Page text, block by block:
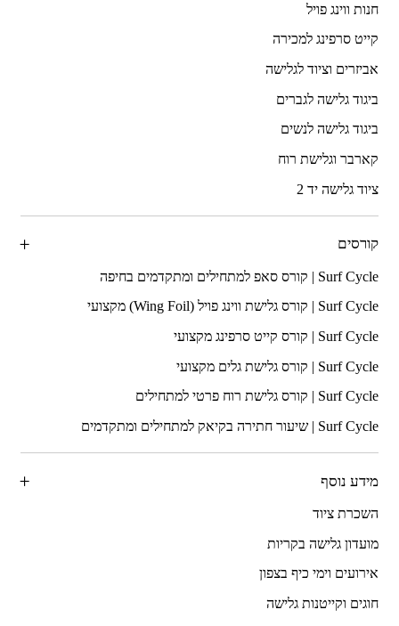
חנות ווינג פויל
קייט סרפינג למכירה
אביזרים וציוד לגלישה
ביגוד גלישה לגברים
ביגוד גלישה לנשים
קארבר וגלישת רוח
ציוד גלישה יד 2
קורסים
מידע נוסף
השכרת ציוד
מועדון גלישה בקריות
אירועים וימי כיף בצפון
חוגים וקייטנות גלישה